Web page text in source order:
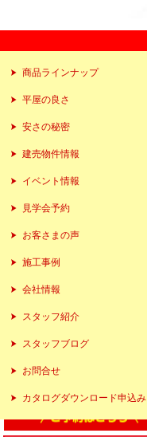
商品ラインナップ
平屋の良さ
安さの秘密
建売物件情報
イベント情報
見学会予約
お客さまの声
施工事例
会社情報
スタッフ紹介
スタッフブログ
お問合せ
カタログダウンロード申込み